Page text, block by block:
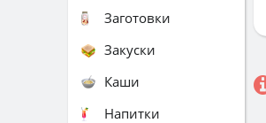
Заготовки
Закуски
Каши
Напитки